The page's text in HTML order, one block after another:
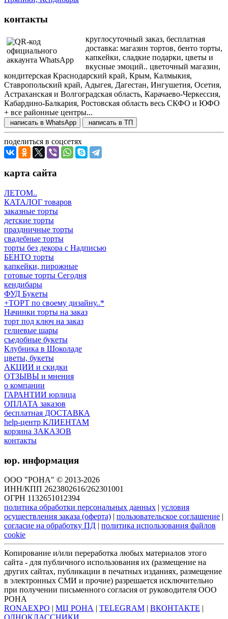
контакты
круглосуточный заказ, бесплатная
доставка: магазин тортов, бенто торты,
капкейки, сладкие подарки, цветы и
вкусные эмоций.. цветочный магазин,
кондитерская Краснодарский край, Крым, Калмыкия,
Ставропольский край, Адыгея, Дагестан, Ингушетия, Осетия,
Астраханская и Волгоградская область, Карачаево-Черкессия,
Кабардино-Балкария, Ростовская область весь СКФО и ЮФО
+ все районные центры...
написать в WhatsApp написать в ТП
поделиться в соцсетях
карта сайта
ЛЕТОМ..
КАТАЛОГ товаров
заказные торты
детские торты
праздничные торты
свадебные торты
торты без декора с Надписью
БЕНТО торты
капкейки, пирожные
готовые торты Сегодня
кендибары
ФУД Букеты
+ТОРТ по своему дизайну..*
Начинки торты на заказ
торт под ключ на заказ
гелиевые шары
съедобные букеты
Клубника в Шоколаде
цветы, букеты
АКЦИИ и скидки
ОТЗЫВЫ и мнения
о компании
ГАРАНТИИ юрлица
ОПЛАТА заказов
бесплатная ДОСТАВКА
help-центр КЛИЕНТАМ
корзина ЗАКАЗОВ
контакты
юр. информация
ООО "РОНА" © 2013-2026
ИНН/КПП 2623802616/262301001
ОГРН 1132651012394
политика обработки персональных данных
условия
осуществления заказа (оферта)
пользовательское соглашение
согласие на обработку ПД
политика использования файлов
cookie
Копирование и/или переработка любых материалов этого
сайта - для публичного использования их (размещение на
других сайтах, публикации в печатных изданиях, размещение
в электронных СМИ и прочие) разрешается исключительно
при получении письменного согласия от руководителя ООО
РОНА
RONAEXPO
МЦ РОНА TELEGRAM ВКОНТАКТЕ